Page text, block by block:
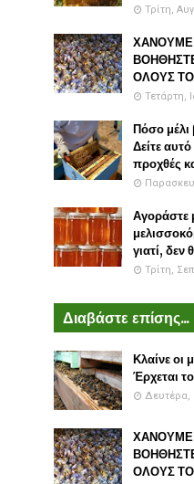
Τρίτη,
ΧΑΝΟΥΜΕ
ΟΛΟΥΣ
Τετάρτη,
Πόσο μέλι
Δείτε
προχθές
Αγοράστε
γιατί, δεν
Τρίτη,
Διαβάστε επίσης...
Κλαίνε οι
Έρχεται
Δευτέρα,
ΧΑΝΟΥΜΕ
ΟΛΟΥΣ